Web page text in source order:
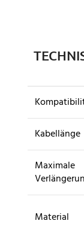
Kabellänge
Maximale
Material